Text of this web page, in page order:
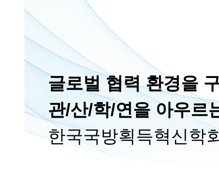
글로벌 협력 환경을
관/산/학/연을 아우르
한국국방획득혁신학